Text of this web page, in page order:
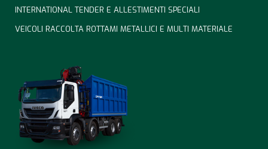
INTERNATIONAL TENDER E ALLESTIMENTI SPECIALI
VEICOLI RACCOLTA ROTTAMI METALLICI E MULTI MATERIALE